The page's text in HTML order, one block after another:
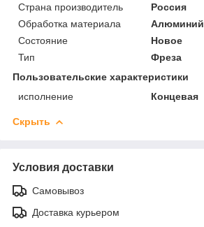
Страна производитель
Россия
Обработка материала
Алюминий
Состояние
Новое
Тип
Фреза
Пользовательские характеристики
исполнение
Концевая
Скрыть
Условия доставки
Самовывоз
Доставка курьером